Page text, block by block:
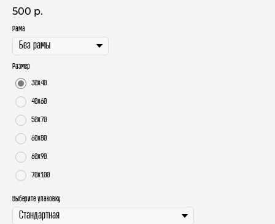
500 р.
Рама
Размер
30х40
40х60
50х70
60х80
60х90
70х100
Выберите упаковку